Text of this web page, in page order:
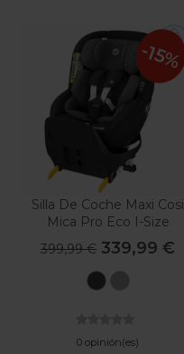
Silla De Coche Maxi Cosi
Mica Pro Eco I-Size
399,99 € 339,99 €
Authentic
0 opinión(es)
-15%